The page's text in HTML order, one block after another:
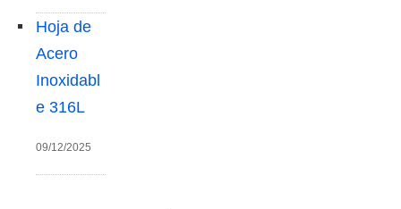
Hoja de
Acero
Inoxidabl
e 316L
09/12/2025